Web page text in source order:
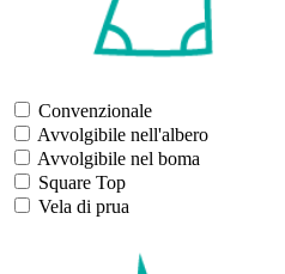
Convenzionale
Avvolgibile nell'albero
Avvolgibile nel boma
Square Top
Vela di prua